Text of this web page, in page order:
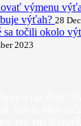
výmenu
výťah? 28
sa točili okolo
2023